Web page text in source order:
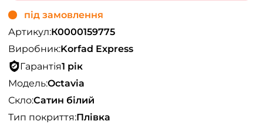
під замовлення
Артикул:К0000159775
Виробник:Korfad Express
Гарантія1 рік
Модель:Octavia
Скло:Сатин білий
Тип покриття:Плівка